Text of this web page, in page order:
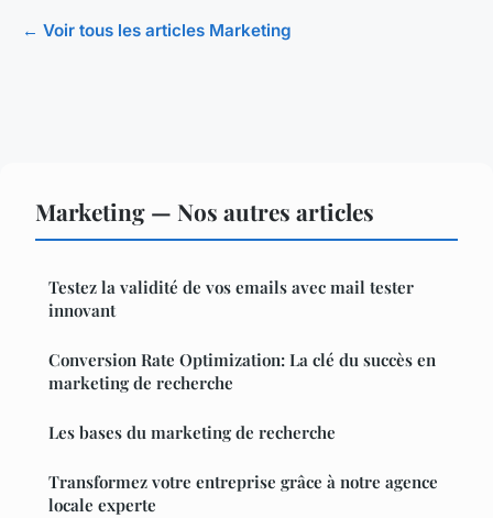
← Voir tous les articles Marketing
Marketing — Nos autres articles
Testez la validité de vos emails avec mail tester
innovant
Conversion Rate Optimization: La clé du succès en
marketing de recherche
Les bases du marketing de recherche
Transformez votre entreprise grâce à notre agence
locale experte